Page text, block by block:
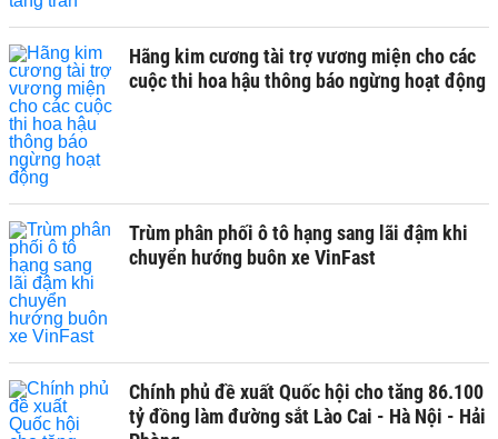
Hãng kim cương tài trợ vương miện cho các
cuộc thi hoa hậu thông báo ngừng hoạt động
Trùm phân phối ô tô hạng sang lãi đậm khi
chuyển hướng buôn xe VinFast
Chính phủ đề xuất Quốc hội cho tăng 86.100
tỷ đồng làm đường sắt Lào Cai - Hà Nội - Hải